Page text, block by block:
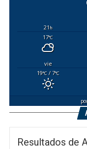
21h
17°C
vie
19°C/ 7°C
Resultados de